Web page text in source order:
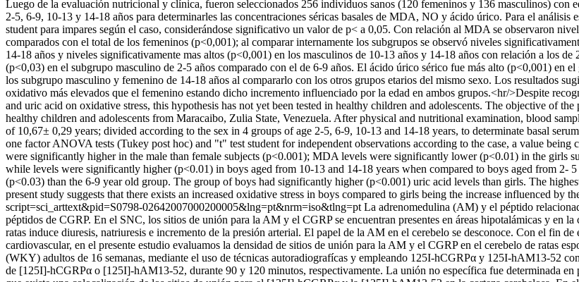
Luego de la evaluación nutricional y clínica, fueron seleccionados 256 individuos sanos (120 femeninos y 136 masculinos) con
2-5, 6-9, 10-13 y 14-18 años para determinarles las concentraciones séricas basales de MDA, NO y ácido úrico. Para el
student para impares según el caso, considerándose significativo un valor de p< a 0,05. Con relación al MDA se observaron
comparados con el total de los femeninos (p<0,001); al comparar internamente los subgrupos se observó niveles
14-18 años y niveles significativamente mas altos (p<0,001) en los masculinos de 10-13 años y 14-18 años con relación a los
(p<0,03) en el subgrupo masculino de 2-5 años comparado con el de 6-9 años. El ácido úrico sérico fue más alto (p<0,001) en
los subgrupo masculino y femenino de 14-18 años al compararlo con los otros grupos etarios del mismo sexo. Los resultados
oxidativo más elevados que el femenino estando dicho incremento influenciado por la edad en ambos grupos.<hr/>Despite
and uric acid on oxidative stress, this hypothesis has not yet been tested in healthy children and adolescents. The objective of
healthy children and adolescents from Maracaibo, Zulia State, Venezuela. After physical and nutritional examination, blood
of 10,67± 0,29 years; divided according to the sex in 4 groups of age 2-5, 6-9, 10-13 and 14-18 years, to determinate basal
one factor ANOVA tests (Tukey post hoc) and "t" test student for independent observations according to the case, a value
were significantly higher in the male than female subjects (p<0.001); MDA levels were significantly lower (p<0.01) in the girls
while levels were significantly higher (p<0.01) in boys aged from 10-13 and 14-18 years when compared to boys aged from 2-
(p<0.03) than the 6-9 year old group. The group of boys had significantly higher (p<0.001) uric acid levels than girls. The
present study suggests that there exists an increased oxidative stress in boys compared to girls being the increase influenced by
script=sci_arttext&pid=S0798-02642007000200005&lng=pt&nrm=iso&tlng=pt La adrenomedulina (AM) y el péptido
péptidos de CGRP. En el SNC, los sitios de unión para la AM y el CGRP se encuentran presentes en áreas hipotalámicas y en
ratas induce diuresis, natriuresis e incremento de la presión arterial. El papel de la AM en el cerebelo se desconoce. Con el fin
cardiovascular, en el presente estudio evaluamos la densidad de sitios de unión para la AM y el CGRP en el cerebelo de ratas
(WKY) adultos de 16 semanas, mediante el uso de técnicas autoradiografícas y empleando 125I-hCGRPα y 125I-hAM13-52
de [125I]-hCGRPα o [125I]-hAM13-52, durante 90 y 120 minutos, respectivamente. La unión no específica fue determinada